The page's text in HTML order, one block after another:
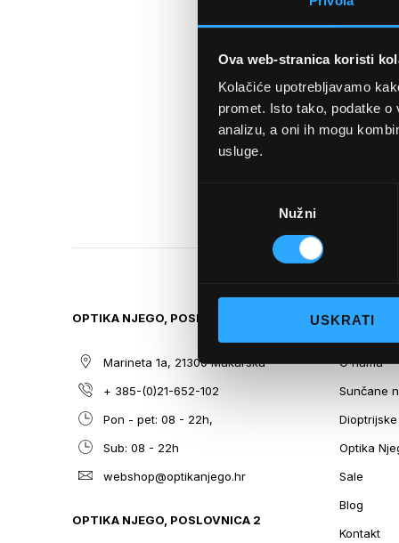
Ova web-stranica koristi
Kolačiće upotrebljavamo
promet. Isto tako, podatke
analizu, a oni ih mogu
usluge.
Nužni
USKRATI
OPTIKA NJEGO, POSLOVNICA 1
Marineta 1a, 21300 Makarska
+ 385-(0)21-652-102
Pon - pet: 08 - 22h,
Sub: 08 - 22h
webshop@optikanjego.hr
OPTIKA NJEGO, POSLOVNICA 2
SITEMAP
O nama
Sunčane
Optika
Sale
Blog
Kontakt